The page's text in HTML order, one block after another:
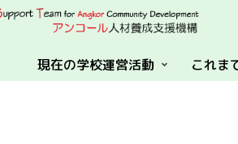
現在の学校運営活動 これま